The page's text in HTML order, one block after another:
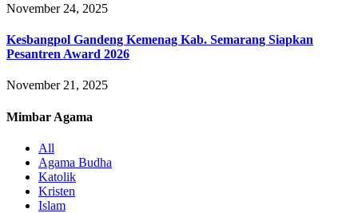
November 24, 2025
Kesbangpol Gandeng Kemenag Kab. Semarang Siapkan
Pesantren Award 2026
November 21, 2025
Mimbar Agama
All
Agama Budha
Katolik
Kristen
Islam